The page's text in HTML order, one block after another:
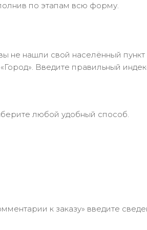
по этапам всю форму.
не нашли свой населённый
Введите правильный
любой удобный способ.
к заказу» введите